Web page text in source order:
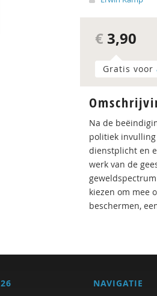
€ 3,90
Gratis voor
Na de
politiek
dienstplicht en
werk van de
kiezen om mee
beschermen,
NAVIGATIE